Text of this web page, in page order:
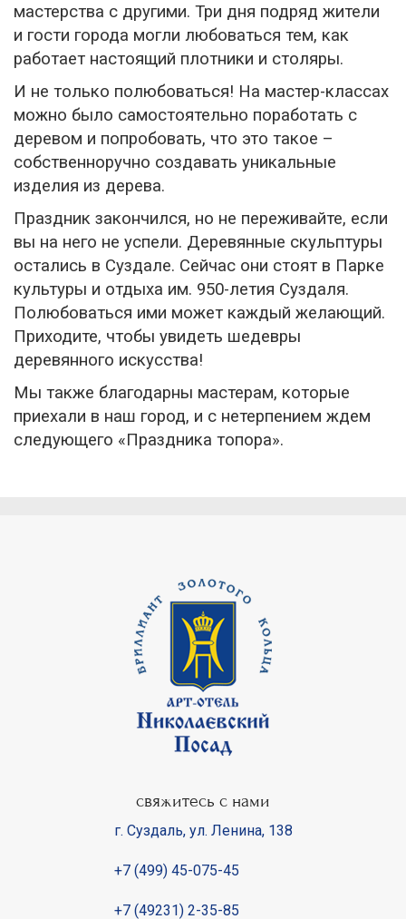
мастерства с другими. Три дня подряд жители
и гости города могли любоваться тем, как
работает настоящий плотники и столяры.
И не только полюбоваться! На мастер-классах
можно было самостоятельно поработать с
деревом и попробовать, что это такое –
собственноручно создавать уникальные
изделия из дерева.
Праздник закончился, но не переживайте, если
вы на него не успели. Деревянные скульптуры
остались в Суздале. Сейчас они стоят в Парке
культуры и отдыха им. 950-летия Суздаля.
Полюбоваться ими может каждый желающий.
Приходите, чтобы увидеть шедевры
деревянного искусства!
Мы также благодарны мастерам, которые
приехали в наш город, и с нетерпением ждем
следующего «Праздника топора».
свяжитесь с нами
г. Суздаль, ул. Ленина, 138
+7 (499) 45-075-45
+7 (49231) 2-35-85